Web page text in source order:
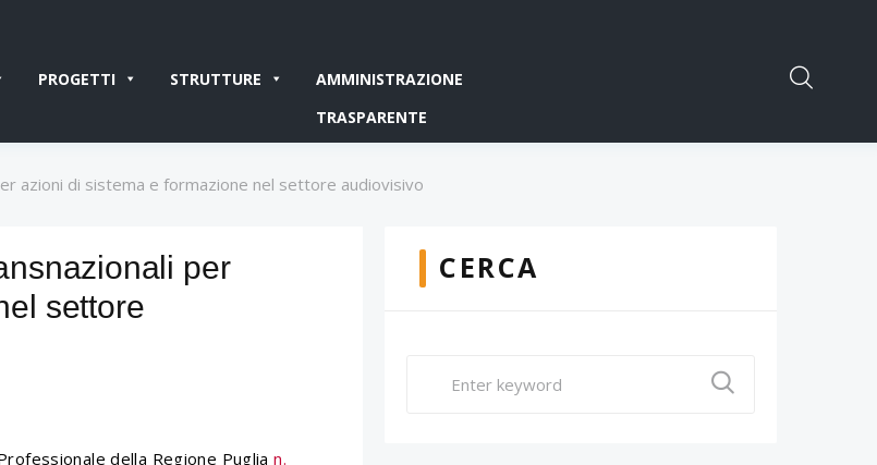
PROGETTI STRUTTURE
AMMINISTRAZIONE
TRASPARENTE
azioni di sistema e formazione nel settore audiovisivo
per
settore
della Regione Puglian.
CERCA